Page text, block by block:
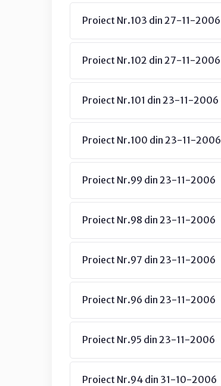
Proiect Nr.103 din 27-11-2006
Proiect Nr.102 din 27-11-2006
Proiect Nr.101 din 23-11-2006
Proiect Nr.100 din 23-11-2006
Proiect Nr.99 din 23-11-2006
Proiect Nr.98 din 23-11-2006
Proiect Nr.97 din 23-11-2006
Proiect Nr.96 din 23-11-2006
Proiect Nr.95 din 23-11-2006
Proiect Nr.94 din 31-10-2006